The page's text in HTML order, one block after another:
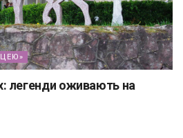
легенди оживають на